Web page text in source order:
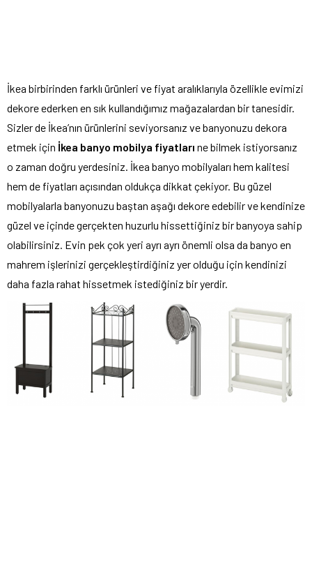
İkea birbirinden farklı ürünleri ve fiyat aralıklarıyla özellikle evimizi
dekore ederken en sık kullandığımız mağazalardan bir tanesidir.
Sizler de İkea’nın ürünlerini seviyorsanız ve banyonuzu dekora
etmek için İkea banyo mobilya fiyatları ne bilmek istiyorsanız
o zaman doğru yerdesiniz. İkea banyo mobilyaları hem kalitesi
hem de fiyatları açısından oldukça dikkat çekiyor. Bu güzel
mobilyalarla banyonuzu baştan aşağı dekore edebilir ve kendinize
güzel ve içinde gerçekten huzurlu hissettiğiniz bir banyoya sahip
olabilirsiniz. Evin pek çok yeri ayrı ayrı önemli olsa da banyo en
mahrem işlerinizi gerçekleştirdiğiniz yer olduğu için kendinizi
daha fazla rahat hissetmek istediğiniz bir yerdir.